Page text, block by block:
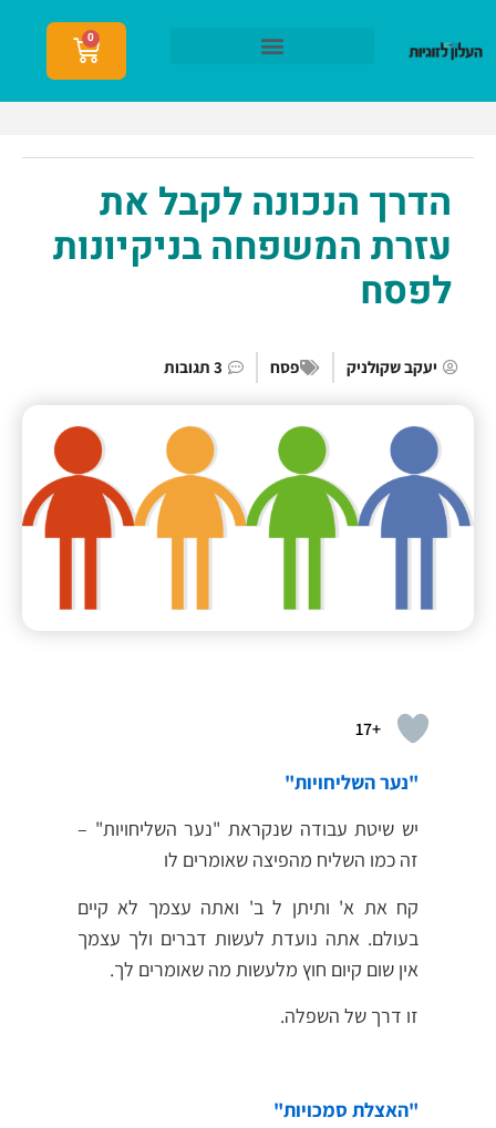
0
הדרך הנכונה לקבל את
עזרת המשפחה בניקיונות
לפסח
יעקב שקולניק פסח 3 תגובות
+17
"נער השליחויות"
יש שיטת עבודה שנקראת "נער השליחויות" –
זה כמו השליח מהפיצה שאומרים לו
קח את א' ותיתן ל ב' ואתה עצמך לא קיים
בעולם. אתה נועדת לעשות דברים ולך עצמך
אין שום קיום חוץ מלעשות מה שאומרים לך.
זו דרך של השפלה.
"האצלת סמכויות"